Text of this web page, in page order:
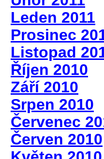
Leden 2011
Prosinec
Listopad
Říjen 2010
Září 2010
Srpen 2010
Červenec
Červen 2010